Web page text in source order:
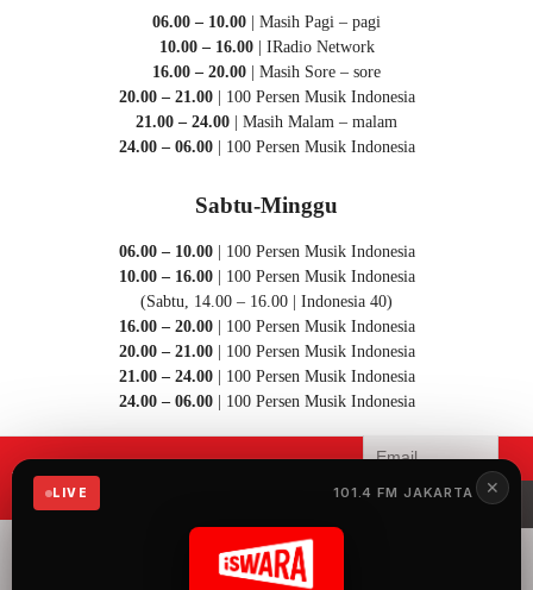
✕
LIVE 101.4 FM JAKARTA
06.00 – 10.00 | Masih Pagi – pagi
10.00 – 16.00| IRadio Network
16.00 – 20.00 | Masih Sore – sore
20.00 – 21.00| 100 Persen Musik Indonesia
21.00 – 24.00 | Masih Malam – malam
24.00 – 06.00| 100 Persen Musik Indonesia
Sabtu-Minggu
06.00 – 10.00| 100 Persen Musik Indonesia
10.00 – 16.00| 100 Persen Musik Indonesia
(Sabtu, 14.00 – 16.00 | Indonesia 40)
16.00 – 20.00| 100 Persen Musik Indonesia
20.00 – 21.00| 100 Persen Musik Indonesia
21.00 – 24.00| 100 Persen Musik Indonesia
24.00 – 06.00| 100 Persen Musik Indonesia
Mau menerima informasi terbaru
iSWARA?